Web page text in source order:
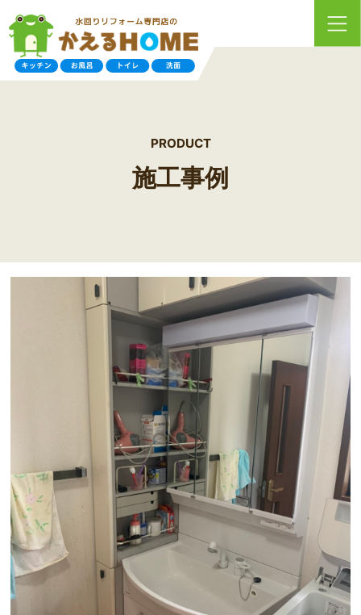
PRODUCT
施工事例